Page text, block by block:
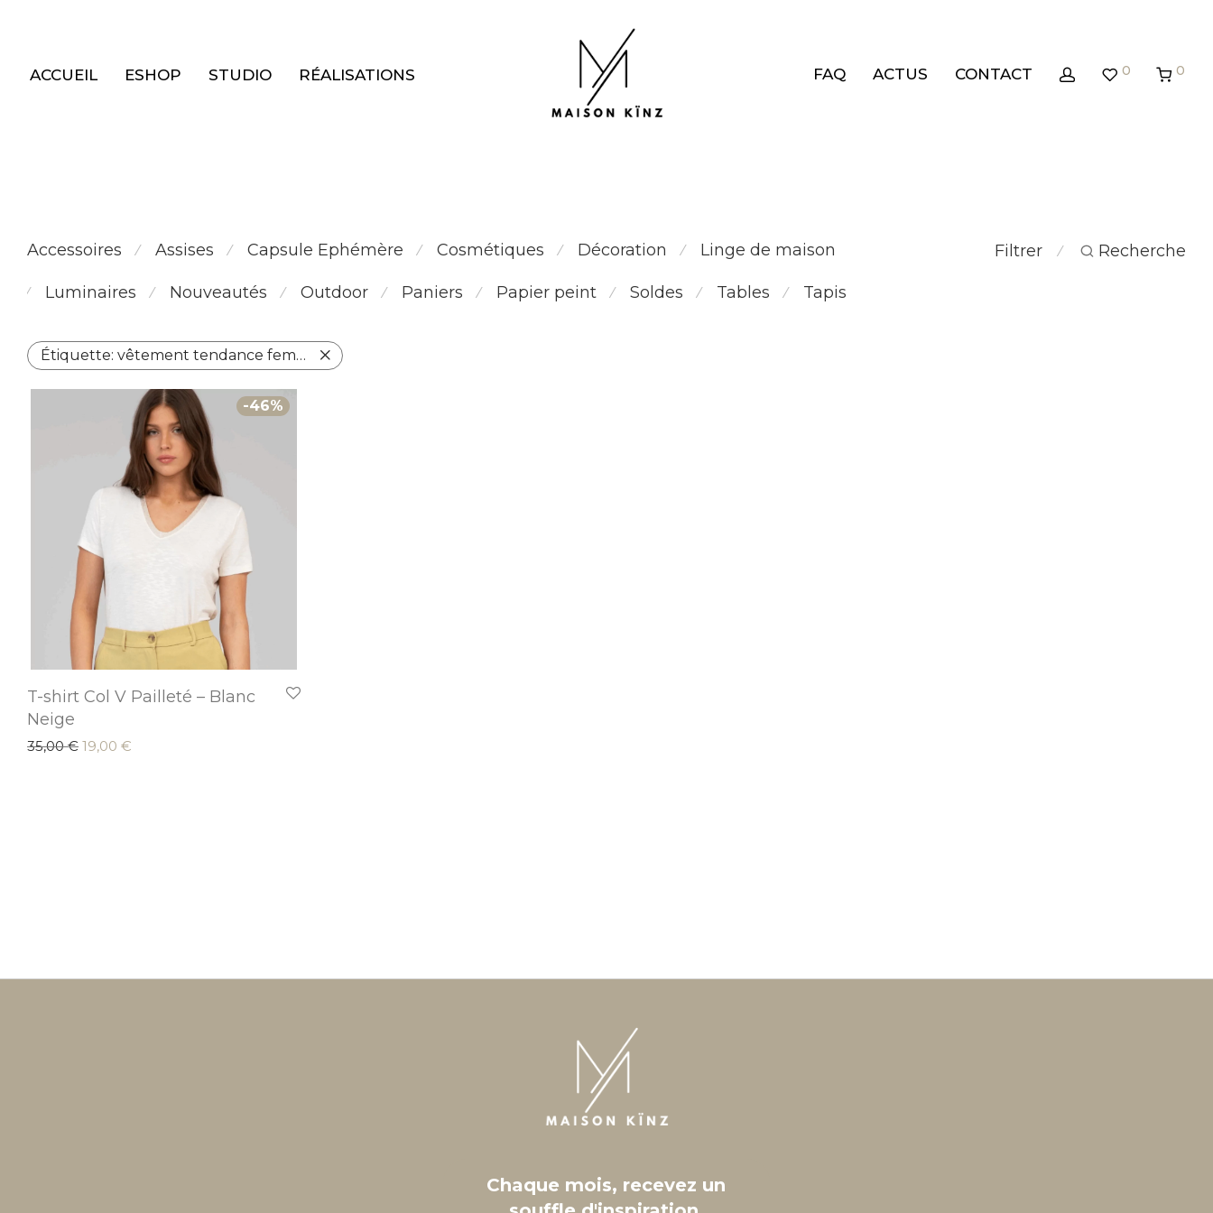
ACCUEIL ESHOP STUDIO RÉALISATIONS FAQ ACTUS CONTACT 0 0
Filtrer ⁄ Recherche
Accessoires ⁄ Assises ⁄ Capsule Ephémère ⁄ Cosmétiques ⁄ Décoration ⁄ Linge de maison
⁄ Luminaires ⁄ Nouveautés ⁄ Outdoor ⁄ Paniers ⁄ Papier peint ⁄ Soldes ⁄ Tables ⁄ Tapis
Étiquette: vêtement tendance femme 2025.
-46%
T-shirt Col V Pailleté – Blanc
Neige
35,00€ Le prix initial était : 35,00 €.
19,00 €
Chaque mois, recevez un